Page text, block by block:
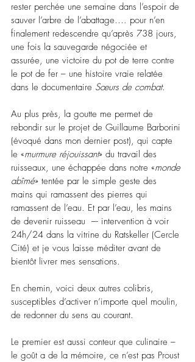
rester perchée une semaine dans l’espoir de
sauver l’arbre de l’abattage…. pour n’en
finalement redescendre qu’après 738 jours,
une fois la sauvegarde négociée et
assurée, une victoire du pot de terre contre
le pot de fer – une histoire vraie relatée
dans le documentaire Sœurs de combat.
Au plus près, la goutte me permet de
rebondir sur le projet de Guillaume Barborini
(évoqué dans mon dernier post), qui capte
le «murmure réjouissant» du travail des
ruisseaux, une échappée dans notre «monde
abîmé» tentée par le simple geste des
mains qui ramassent des pierres qui
ramassent de l’eau. Et par l’eau, les mains
de devenir ruisseau  –- intervention à voir
24h/24 dans la vitrine du Ratskeller (Cercle
Cité) et je vous laisse méditer avant de
bientôt livrer mes sensations.
En chemin, voici deux autres colibris,
susceptibles d’activer n’importe quel moulin,
de redonner du sens au courant.
Le premier est aussi conteur que culinaire –
le goût a de la mémoire, ce n’est pas Proust